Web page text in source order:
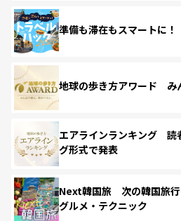
準備も滞在もスマートに
地球の歩き方アワード み
エアラインランキング 読
グ形式で発表
Next韓国旅 次の韓国旅行
グルメ・テクニック